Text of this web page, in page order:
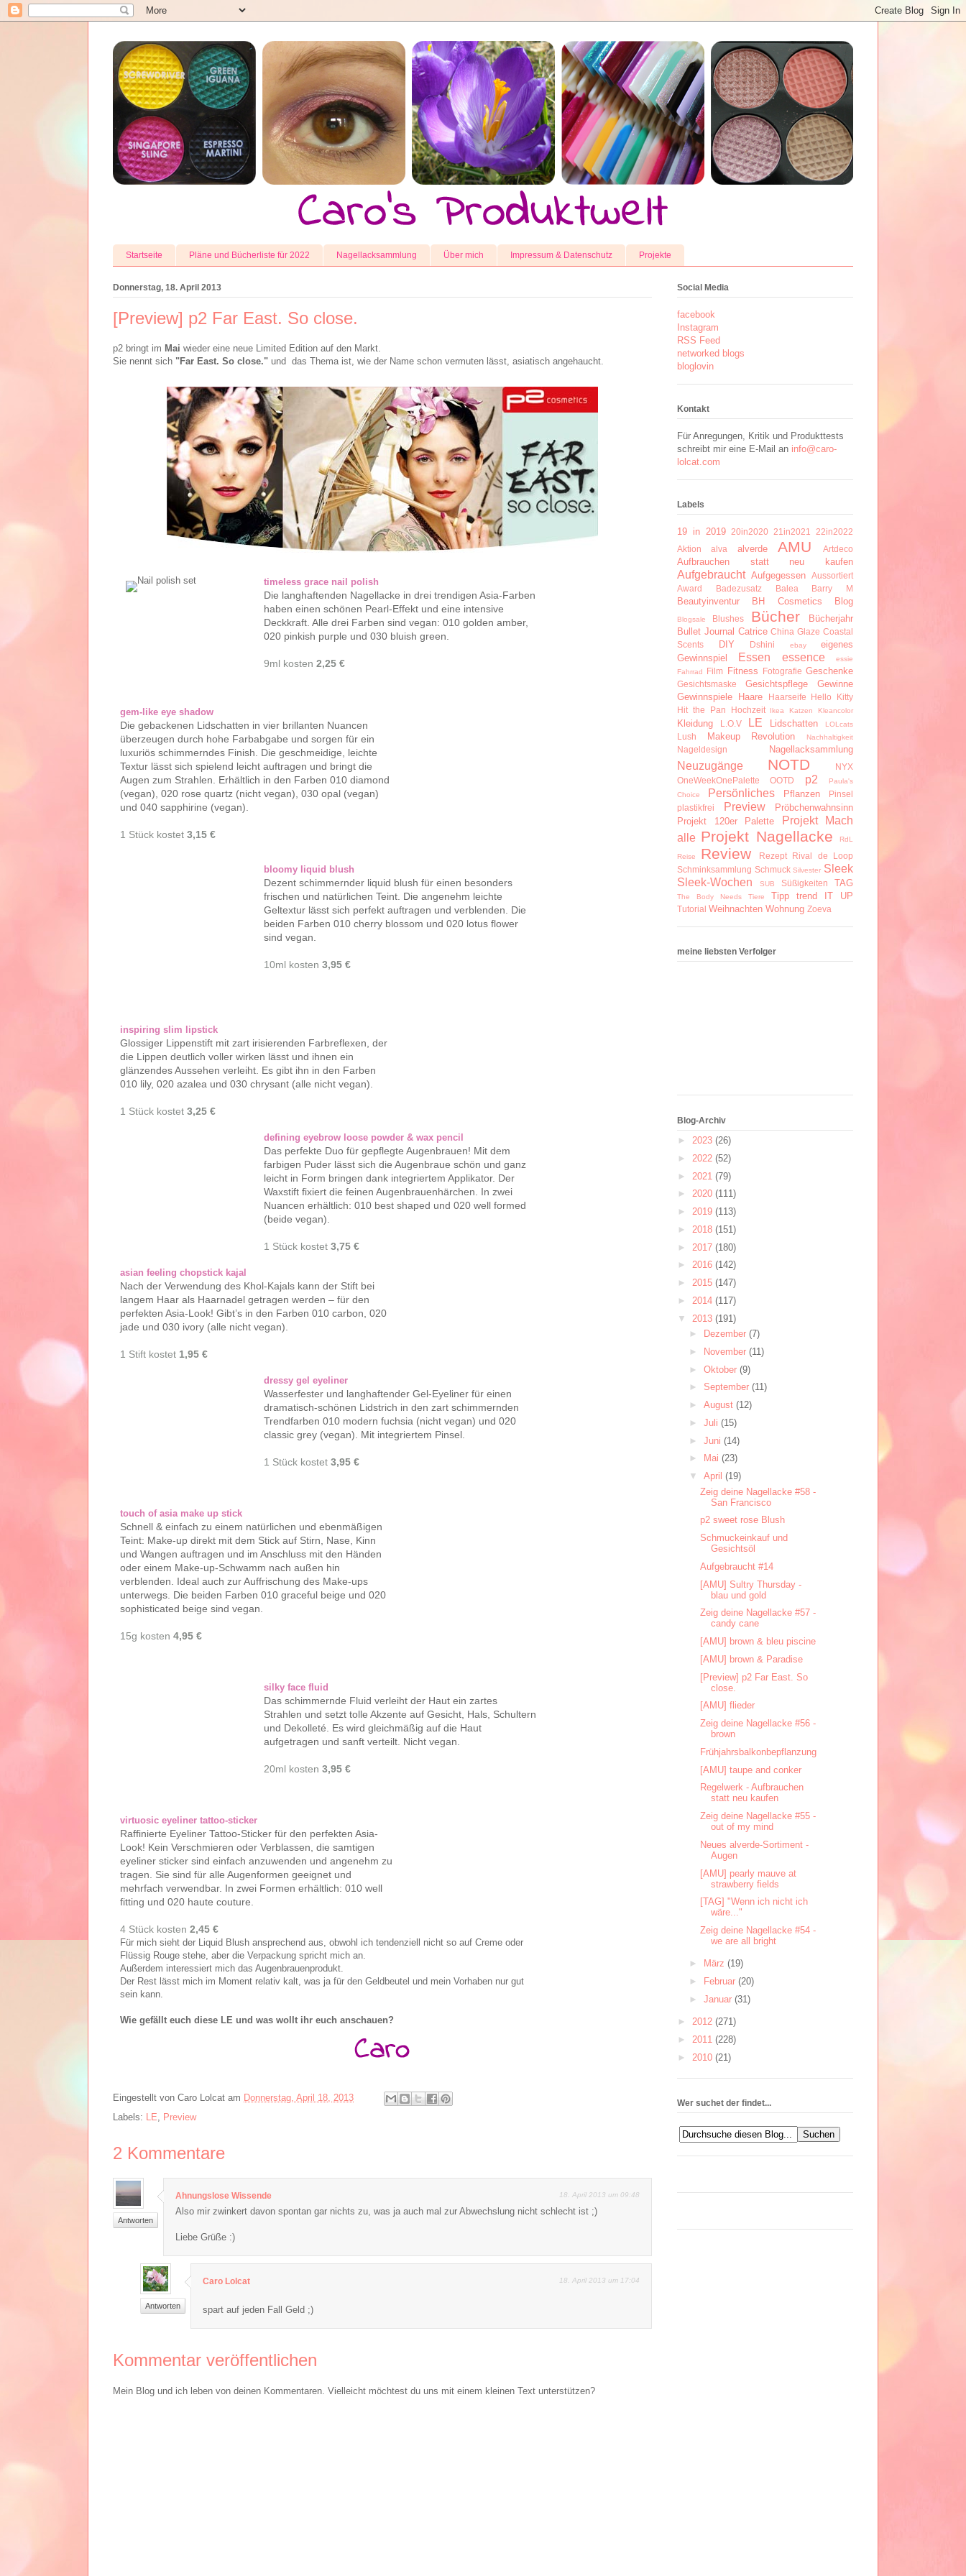
Startseite Pläne und Bücherliste für 2022 Nagellacksammlung Über mich Impressum & Datenschutz Projekte
Donnerstag, 18. April 2013
[Preview] p2 Far East. So close.
p2 bringt im Mai wieder eine neue Limited Edition auf den Markt.
Sie nennt sich "Far East. So close." und das Thema ist, wie der Name schon vermuten lässt, asiatisch angehaucht.
timeless grace nail polish
Die langhaftenden Nagellacke in drei trendigen Asia-Farben
haben einen schönen Pearl-Effekt und eine intensive
Deckkraft. Alle drei Farben sind vegan: 010 golden amber,
020 pinkish purple und 030 bluish green.
9ml kosten 2,25 €
gem-like eye shadow
Die gebackenen Lidschatten in vier brillanten Nuancen
überzeugen durch hohe Farbabgabe und sorgen für ein
luxuriös schimmerndes Finish. Die geschmeidige, leichte
Textur lässt sich spielend leicht auftragen und bringt die
Augen zum Strahlen. Erhältlich in den Farben 010 diamond
(vegan), 020 rose quartz (nicht vegan), 030 opal (vegan)
und 040 sapphirine (vegan).
1 Stück kostet 3,15 €
bloomy liquid blush
Dezent schimmernder liquid blush für einen besonders
frischen und natürlichen Teint. Die angenehm leichte
Geltextur lässt sich perfekt auftragen und verblenden. Die
beiden Farben 010 cherry blossom und 020 lotus flower
sind vegan.
10ml kosten 3,95 €
inspiring slim lipstick
Glossiger Lippenstift mit zart irisierenden Farbreflexen, der
die Lippen deutlich voller wirken lässt und ihnen ein
glänzendes Aussehen verleiht. Es gibt ihn in den Farben
010 lily, 020 azalea und 030 chrysant (alle nicht vegan).
1 Stück kostet 3,25 €
defining eyebrow loose powder & wax pencil
Das perfekte Duo für gepflegte Augenbrauen! Mit dem
farbigen Puder lässt sich die Augenbraue schön und ganz
leicht in Form bringen dank integriertem Applikator. Der
Waxstift fixiert die feinen Augenbrauenhärchen. In zwei
Nuancen erhältlich: 010 best shaped und 020 well formed
(beide vegan).
1 Stück kostet 3,75 €
asian feeling chopstick kajal
Nach der Verwendung des Khol-Kajals kann der Stift bei
langem Haar als Haarnadel getragen werden – für den
perfekten Asia-Look! Gibt’s in den Farben 010 carbon, 020
jade und 030 ivory (alle nicht vegan).
1 Stift kostet 1,95 €
dressy gel eyeliner
Wasserfester und langhaftender Gel-Eyeliner für einen
dramatisch-schönen Lidstrich in den zart schimmernden
Trendfarben 010 modern fuchsia (nicht vegan) und 020
classic grey (vegan). Mit integriertem Pinsel.
1 Stück kostet 3,95 €
touch of asia make up stick
Schnell & einfach zu einem natürlichen und ebenmäßigen
Teint: Make-up direkt mit dem Stick auf Stirn, Nase, Kinn
und Wangen auftragen und im Anschluss mit den Händen
oder einem Make-up-Schwamm nach außen hin
verblenden. Ideal auch zur Auffrischung des Make-ups
unterwegs. Die beiden Farben 010 graceful beige und 020
sophisticated beige sind vegan.
15g kosten 4,95 €
silky face fluid
Das schimmernde Fluid verleiht der Haut ein zartes
Strahlen und setzt tolle Akzente auf Gesicht, Hals, Schultern
und Dekolleté. Es wird gleichmäßig auf die Haut
aufgetragen und sanft verteilt. Nicht vegan.
20ml kosten 3,95 €
virtuosic eyeliner tattoo-sticker
Raffinierte Eyeliner Tattoo-Sticker für den perfekten Asia-
Look! Kein Verschmieren oder Verblassen, die samtigen
eyeliner sticker sind einfach anzuwenden und angenehm zu
tragen. Sie sind für alle Augenformen geeignet und
mehrfach verwendbar. In zwei Formen erhältlich: 010 well
fitting und 020 haute couture.
4 Stück kosten 2,45 €
Für mich sieht der Liquid Blush ansprechend aus, obwohl ich tendenziell nicht so auf Creme oder
Flüssig Rouge stehe, aber die Verpackung spricht mich an.
Außerdem interessiert mich das Augenbrauenprodukt.
Der Rest lässt mich im Moment relativ kalt, was ja für den Geldbeutel und mein Vorhaben nur gut
sein kann.
Wie gefällt euch diese LE und was wollt ihr euch anschauen?
Eingestellt von Caro Lolcat am Donnerstag, April 18, 2013
Labels: LE, Preview
2 Kommentare
Antworten
Ahnungslose Wissende 18. April 2013 um 09:48
Also mir zwinkert davon spontan gar nichts zu, was ja auch mal zur Abwechslung nicht schlecht ist ;)
Liebe Grüße :)
Antworten
Caro Lolcat 18. April 2013 um 17:04
spart auf jeden Fall Geld ;)
Kommentar veröffentlichen
Mein Blog und ich leben von deinen Kommentaren. Vielleicht möchtest du uns mit einem kleinen Text unterstützen?
Social Media
facebook
Instagram
RSS Feed
networked blogs
bloglovin
Kontakt
Für Anregungen, Kritik und Produkttests
schreibt mir eine E-Mail an info@caro-
lolcat.com
Labels
19 in 2019 20in2020 21in2021
22in2022
Aktion
alva alverde AMU Artdeco
Aufbrauchen statt neu kaufen
Aufgebraucht Aufgegessen
Aussortiert
Award
Badezusatz Balea Barry M
Beautyinventur BH Cosmetics Blog
Blogsale Blushes Bücher
Bücherjahr
Bullet Journal Catrice China Glaze Coastal
Scents
DIY Dshini ebay
eigenes
Gewinnspiel
Essen essence
essie
Fahrrad
Film Fitness Fotografie Geschenke
Gesichtsmaske Gesichtspflege
Gewinne
Gewinnspiele
Haare Haarseife
Hello Kitty
Hit the Pan
Hochzeit Ikea Katzen Kleancolor
Kleidung L.O.V LE Lidschatten LOLcats
Lush Makeup Revolution Nachhaltigkeit
Nageldesign Nagellacksammlung
Neuzugänge NOTD
NYX
OneWeekOnePalette
OOTD p2
Paula's
Choice
Persönliches Pflanzen
Pinsel
plastikfrei
Preview
Pröbchenwahnsinn
Projekt 120er Palette
Projekt Mach
alle Projekt Nagellacke RdL
Reise Review Rezept
Rival de Loop
Schminksammlung Schmuck Silvester Sleek
Sleek-Wochen
SUB Süßigkeiten TAG
The Body Needs Tiere Tipp trend IT UP
Tutorial Weihnachten Wohnung Zoeva
meine liebsten Verfolger
Blog-Archiv
► 2023 (26)
► 2022 (52)
► 2021 (79)
► 2020 (111)
► 2019 (113)
► 2018 (151)
► 2017 (180)
► 2016 (142)
► 2015 (147)
► 2014 (117)
▼ 2013 (191)
►
Dezember (7)
►
November (11)
► Oktober (9)
► September (11)
► August (12)
► Juli (15)
► Juni (14)
►
Mai (23)
▼ April (19)
Zeig deine Nagellacke #58 -
San Francisco
p2 sweet rose Blush
Schmuckeinkauf und
Gesichtsöl
Aufgebraucht #14
[AMU] Sultry Thursday -
blau und gold
Zeig deine Nagellacke #57 -
candy cane
[AMU] brown & bleu piscine
[AMU] brown & Paradise
[Preview] p2 Far East. So
close.
[AMU] flieder
Zeig deine Nagellacke #56 -
brown
Frühjahrsbalkonbepflanzung
[AMU] taupe and conker
Regelwerk - Aufbrauchen
statt neu kaufen
Zeig deine Nagellacke #55 -
out of my mind
Neues alverde-Sortiment -
Augen
[AMU] pearly mauve at
strawberry fields
[TAG] "Wenn ich nicht ich
wäre..."
Zeig deine Nagellacke #54 -
we are all bright
► März (19)
►
Februar (20)
► Januar (31)
► 2012 (271)
► 2011 (228)
► 2010 (21)
Wer suchet der findet...